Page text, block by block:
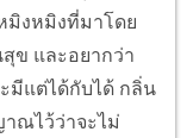
งหมิงที่มาโดย
ข และอยากว่า
มีแต่ได้กับได้ กลิ่น
ณไว้ว่าจะไม่